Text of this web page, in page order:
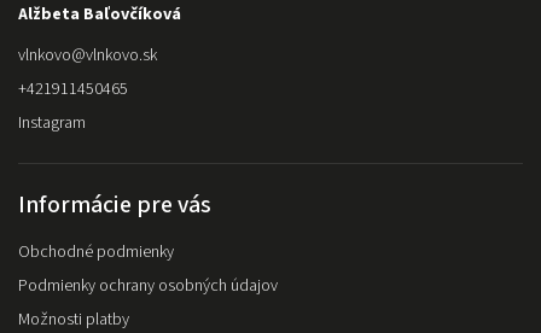
Alžbeta Baľovčíková
vlnkovo@vlnkovo.sk
+421911450465
Instagram
Informácie pre vás
Obchodné podmienky
Podmienky ochrany osobných údajov
Možnosti platby